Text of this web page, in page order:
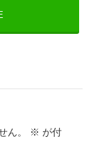
ん。 ※ が付